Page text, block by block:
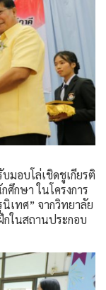
มอบโล่เชิดชูเกียรติ
กษา ในโครงการ
เทศ” จากวิทยาลัย
ในสถานประกอบ